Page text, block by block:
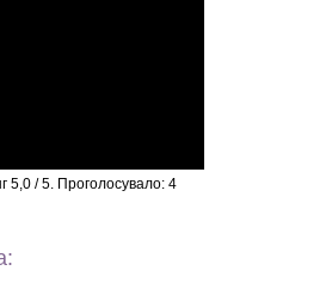
5,0/ 5. Проголосувало: 4